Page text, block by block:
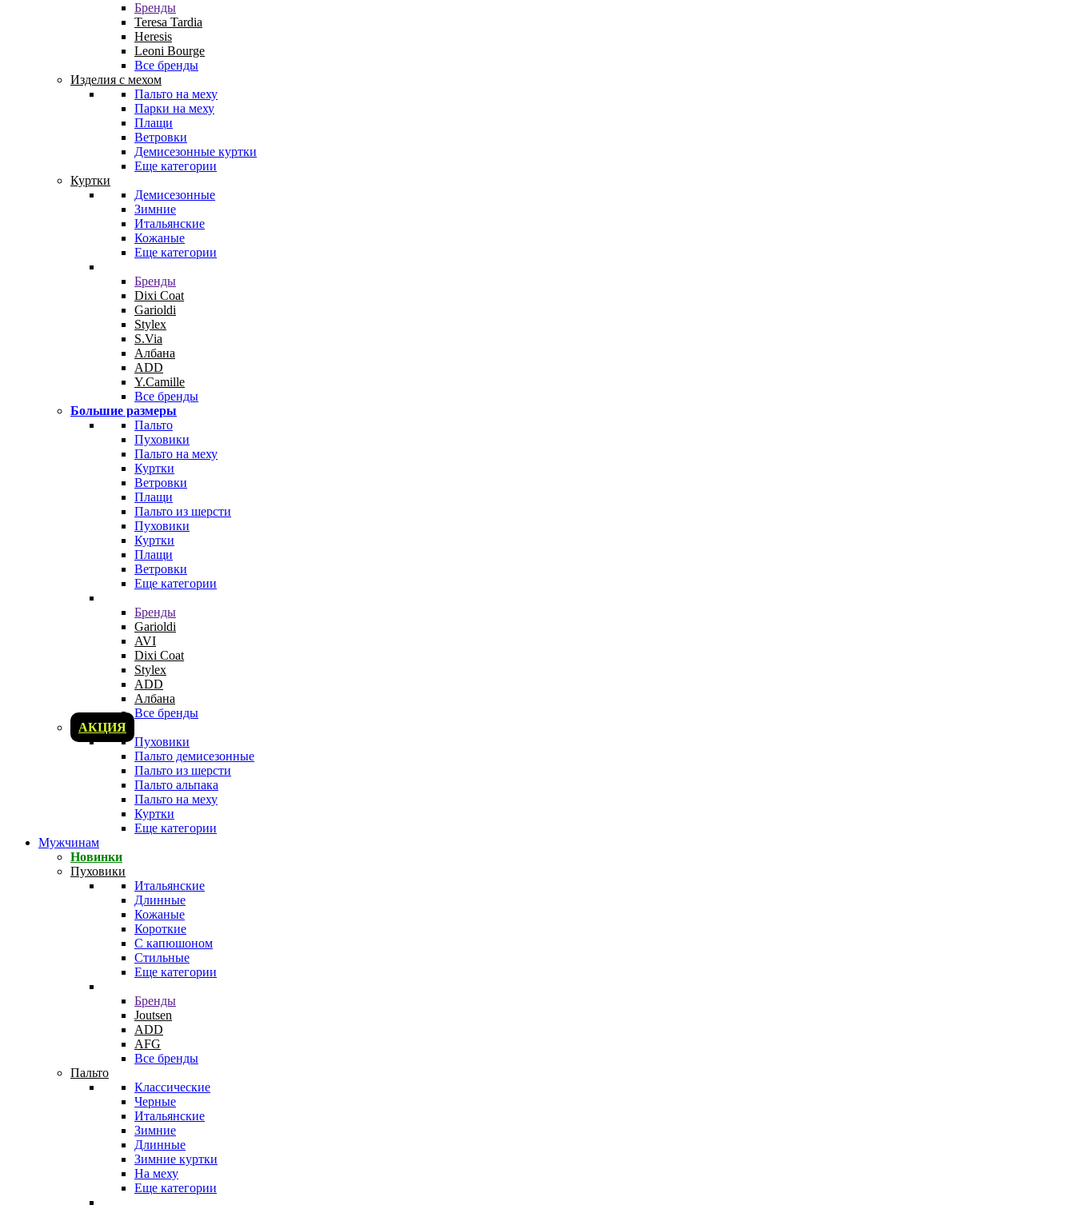
Бренды
Teresa Tardia
Heresis
Leoni Bourge
Все бренды
Изделия с мехом
Пальто на меху
Парки на меху
Плащи
Ветровки
Демисезонные куртки
Еще категории
Куртки
Демисезонные
Зимние
Итальянские
Кожаные
Еще категории
Бренды
Dixi Coat
Garioldi
Stylex
S.Via
Албана
ADD
Y.Camille
Все бренды
Большие размеры
Пальто
Пуховики
Пальто на меху
Куртки
Ветровки
Плащи
Пальто из шерсти
Пуховики
Куртки
Плащи
Ветровки
Еще категории
Бренды
Garioldi
AVI
Dixi Coat
Stylex
ADD
Албана
Все бренды
АКЦИЯ
Пуховики
Пальто демисезонные
Пальто из шерсти
Пальто альпака
Пальто на меху
Куртки
Еще категории
Мужчинам
Новинки
Пуховики
Итальянские
Длинные
Кожаные
Короткие
С капюшоном
Стильные
Еще категории
Бренды
Joutsen
ADD
AFG
Все бренды
Пальто
Классические
Черные
Итальянские
Зимние
Длинные
Зимние куртки
На меху
Еще категории